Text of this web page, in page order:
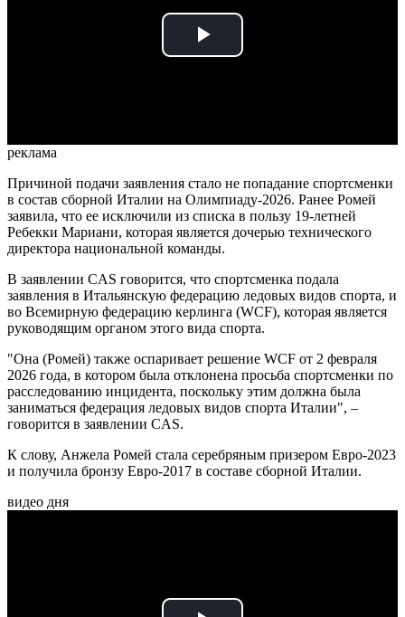
Play
реклама
Причиной подачи заявления стало не попадание спортсменки
в состав сборной Италии на Олимпиаду-2026. Ранее Ромей
заявила, что ее исключили из списка в пользу 19-летней
Ребекки Мариани, которая является дочерью технического
директора национальной команды.
В заявлении CAS говорится, что спортсменка подала
заявления в Итальянскую федерацию ледовых видов спорта, и
во Всемирную федерацию керлинга (WCF), которая является
руководящим органом этого вида спорта.
"Она (Ромей) также оспаривает решение WCF от 2 февраля
2026 года, в котором была отклонена просьба спортсменки по
расследованию инцидента, поскольку этим должна была
заниматься федерация ледовых видов спорта Италии", –
говорится в заявлении CAS.
К слову, Анжела Ромей стала серебряным призером Евро-2023
и получила бронзу Евро-2017 в составе сборной Италии.
видео дня